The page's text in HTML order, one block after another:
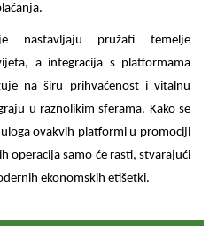
nastavljaju pružati temelje
a integracija s platformama
na širu prihvaćenost i vitalnu
u raznolikim sferama. Kako se
ovakvih platformi u promociji
operacija samo će rasti, stvarajući
ekonomskih etišetki.